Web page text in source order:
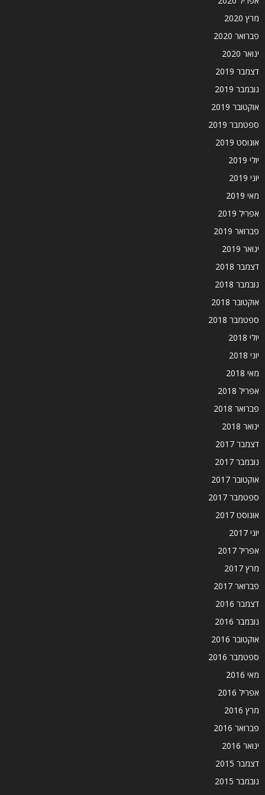
מרץ 2020
פברואר 2020
ינואר 2020
דצמבר 2019
נובמבר 2019
אוקטובר 2019
ספטמבר 2019
אוגוסט 2019
יולי 2019
יוני 2019
מאי 2019
אפריל 2019
פברואר 2019
ינואר 2019
דצמבר 2018
נובמבר 2018
אוקטובר 2018
ספטמבר 2018
יולי 2018
יוני 2018
מאי 2018
אפריל 2018
פברואר 2018
ינואר 2018
דצמבר 2017
נובמבר 2017
אוקטובר 2017
ספטמבר 2017
אוגוסט 2017
יוני 2017
אפריל 2017
מרץ 2017
פברואר 2017
דצמבר 2016
נובמבר 2016
אוקטובר 2016
ספטמבר 2016
מאי 2016
אפריל 2016
מרץ 2016
פברואר 2016
ינואר 2016
דצמבר 2015
נובמבר 2015